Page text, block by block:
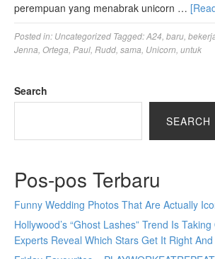
perempuan yang menabrak unicorn …
Posted in: Uncategorized Tagged:A24 baru
Jenna Ortega Paul Rudd sama Unicorn untuk
Search
SEARCH
Pos-pos Terbaru
Funny Wedding Photos That Are Actually
Hollywood’s “Ghost Lashes” Trend Is
Experts Reveal Which Stars Get It Right